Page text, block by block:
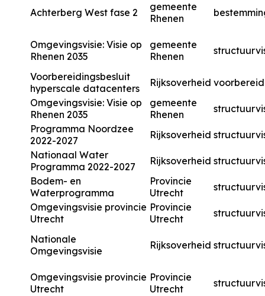
Achterberg West fase 2
gemeente
Rhenen
Omgevingsvisie: Visie op
Rhenen 2035
gemeente
Rhenen
Voorbereidingsbesluit
hyperscale datacenters
Rijksoverheid
Omgevingsvisie: Visie op
Rhenen 2035
gemeente
Rhenen
Programma Noordzee
2022-2027
Rijksoverheid
Nationaal Water
Programma 2022-2027
Rijksoverheid
Bodem- en
Waterprogramma
Provincie
Utrecht
Omgevingsvisie provincie
Utrecht
Provincie
Utrecht
Nationale
Omgevingsvisie
Rijksoverheid
Omgevingsvisie provincie
Utrecht
Provincie
Utrecht